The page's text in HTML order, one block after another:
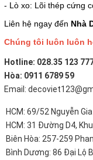
- Lò xo: Lõi thép cứng
Liên hệ ngay đến Nhà
Chúng tôi luôn luôn
Hotline: 028.35 123
Hòa: 0911 6789 59
Email:
HCM: 69/52 Nguyễn
HCM: 31 Đường D4,
Biên Hòa: 257-259
Bình Dương: 86 Đại Lộ